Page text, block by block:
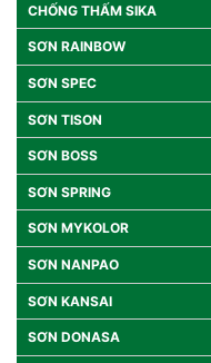
CHỐNG THẤM SIKA
SƠN RAINBOW
SƠN SPEC
SƠN TISON
SƠN BOSS
SƠN SPRING
SƠN MYKOLOR
SƠN NANPAO
SƠN KANSAI
SƠN DONASA